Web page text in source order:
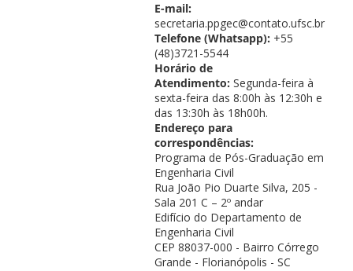
E-mail:
secretaria.ppgec@contato.ufsc.br
Telefone (Whatsapp): +55
(48)3721-5544
Horário de
Atendimento: Segunda-feira à
sexta-feira das 8:00h às 12:30h e
das 13:30h às 18h00h.
Endereço para
correspondências:
Programa de Pós-Graduação em
Engenharia Civil
Rua João Pio Duarte Silva, 205 -
Sala 201 C – 2º andar
Edifício do Departamento de
Engenharia Civil
CEP 88037-000 - Bairro Córrego
Grande - Florianópolis - SC